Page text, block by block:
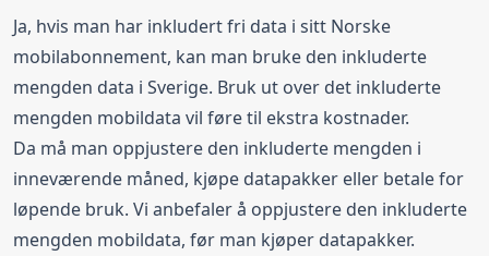
Ja, hvis man har inkludert fri data i sitt Norske
mobilabonnement, kan man bruke den inkluderte
mengden data i Sverige. Bruk ut over det inkluderte
mengden mobildata vil føre til ekstra kostnader.
Da må man oppjustere den inkluderte mengden i
inneværende måned, kjøpe datapakker eller betale for
løpende bruk. Vi anbefaler å oppjustere den inkluderte
mengden mobildata, før man kjøper datapakker.